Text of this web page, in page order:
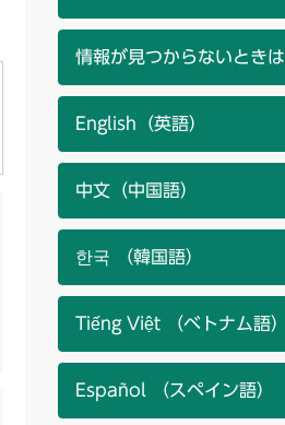
情報が見つからないときは
English（英語）
中文（中国語）
한국 （韓国語）
Tiếng Việt （ベトナム語）
Español （スペイン語）